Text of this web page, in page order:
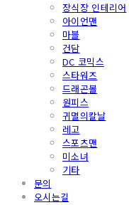
장식장 인테리어
아이언맨
마블
건담
DC 코믹스
스타워즈
드래곤볼
원피스
귀멸의칼날
레고
스포츠맨
미소녀
기타
문의
오시는길